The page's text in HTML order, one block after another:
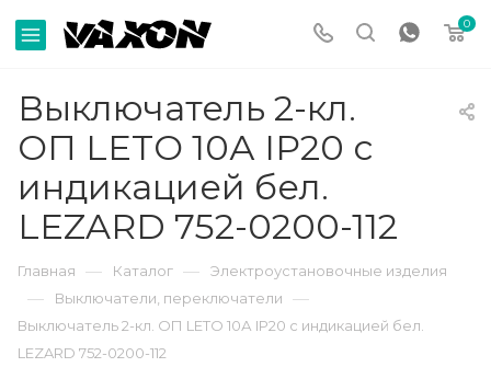
0
Выключатель 2-кл.
ОП LETO 10А IP20 с
индикацией бел.
LEZARD 752-0200-112
Главная — Каталог — Электроустановочные изделия
— Выключатели, переключатели —
Выключатель 2-кл. ОП LETO 10А IP20 с индикацией бел.
LEZARD 752-0200-112